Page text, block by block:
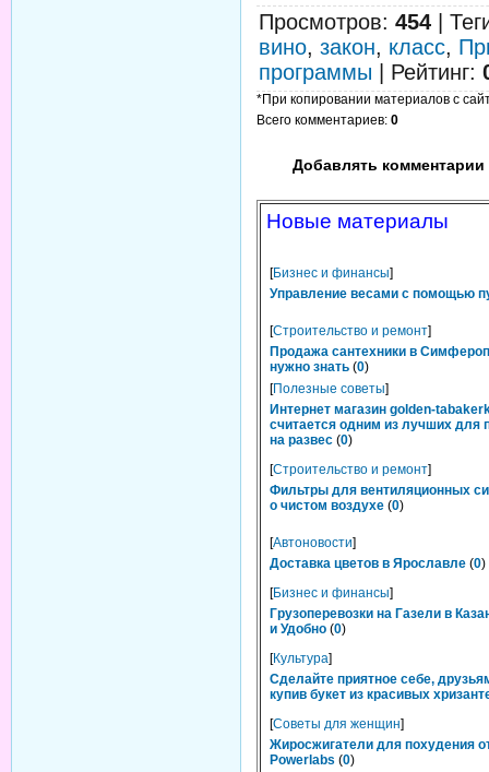
Просмотров: 454
вино, закон, класс,
программы
Рейтинг:
*При копировании материалов с
Всего комментариев: 0
Добавлять комментарии
Новые материалы
[Бизнес и финансы]
Управление весами с помощью
[Строительство и ремонт]
Продажа сантехники в
нужно знать (0)
[Полезные советы]
Интернет магазин golden-
считается одним из лучших для
на развес (0)
[Строительство и ремонт]
Фильтры для вентиляционных
о чистом воздухе (0)
[Автоновости]
Доставка цветов в Ярославле (0)
[Бизнес и финансы]
Грузоперевозки на Газели в
и Удобно (0)
[Культура]
Сделайте приятное себе,
купив букет из красивых
[Советы для женщин]
Жиросжигатели для похудения
Powerlabs (0)